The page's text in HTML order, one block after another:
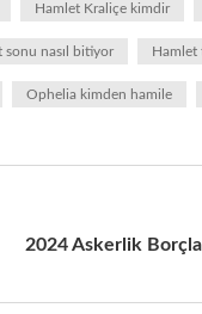
Hamlet Kraliçe kimdir
sonu nasıl bitiyor Hamlet
Ophelia kimden hamile
2024 Askerlik